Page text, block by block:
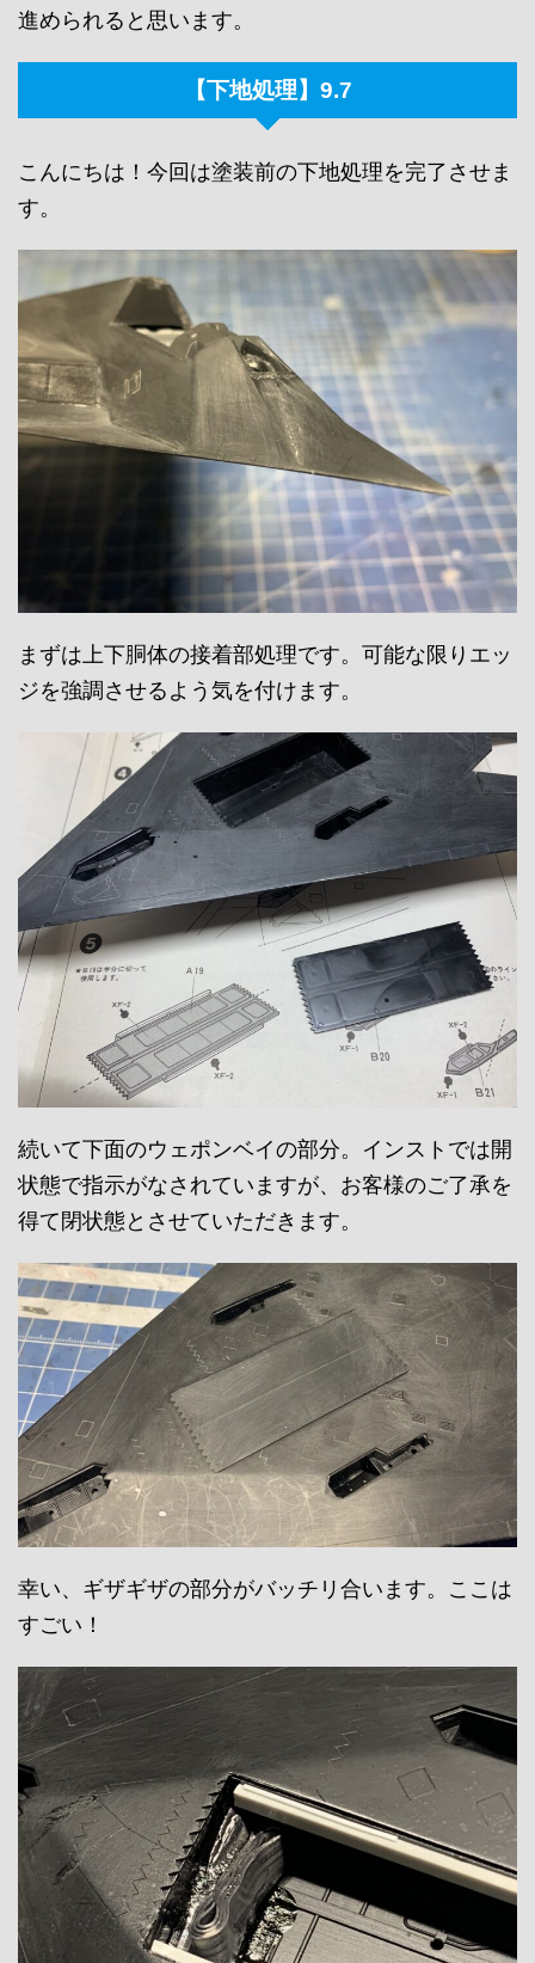
進められると思います。
【下地処理】9.7
こんにちは！今回は塗装前の下地処理を完了させま
す。
まずは上下胴体の接着部処理です。可能な限りエッ
ジを強調させるよう気を付けます。
続いて下面のウェポンベイの部分。インストでは開
状態で指示がなされていますが、お客様のご了承を
得て閉状態とさせていただきます。
幸い、ギザギザの部分がバッチリ合います。ここは
すごい！